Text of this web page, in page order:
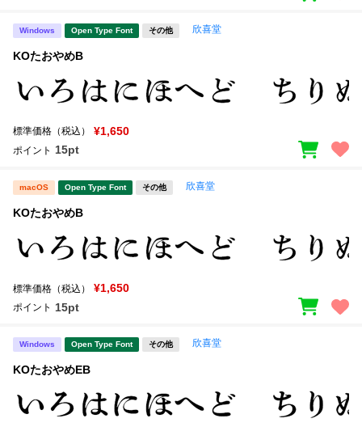
Windows Open Type Font その他 欣喜堂
KOたおやめB
標準価格（税込） ¥1,650
ポイント 15pt
macOS Open Type Font その他 欣喜堂
KOたおやめB
標準価格（税込） ¥1,650
ポイント 15pt
Windows Open Type Font その他 欣喜堂
KOたおやめEB